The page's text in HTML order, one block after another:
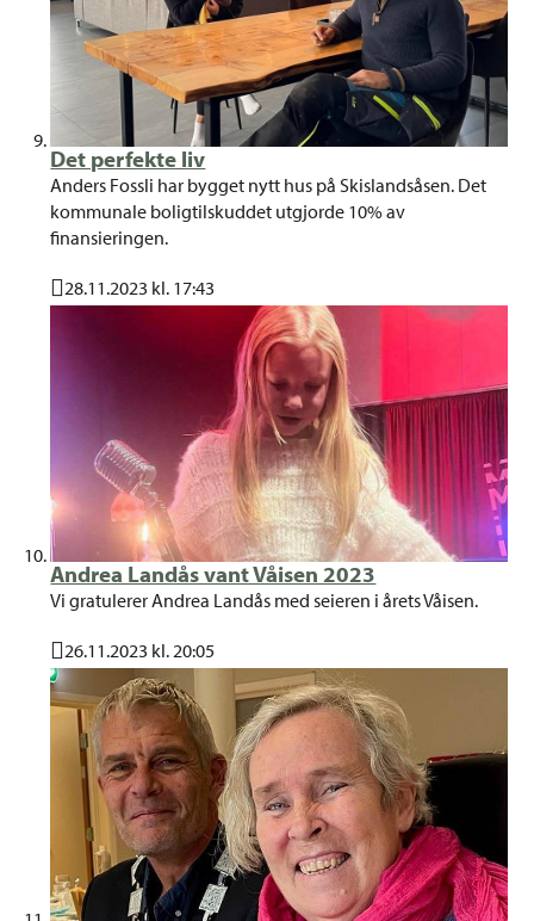
Det perfekte liv
Anders Fossli har bygget nytt hus på Skislandsåsen. Det
kommunale boligtilskuddet utgjorde 10% av
finansieringen.
Publisert
28.11.2023 kl. 17:43
Andrea Landås vant Våisen 2023
Vi gratulerer Andrea Landås med seieren i årets Våisen.
Publisert
26.11.2023 kl. 20:05